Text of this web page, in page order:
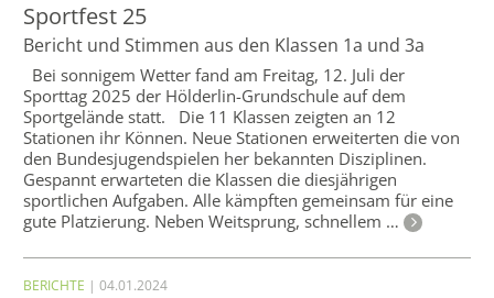
Sportfest 25
Bericht und Stimmen aus den Klassen 1a und 3a
Bei sonnigem Wetter fand am Freitag, 12. Juli der
Sporttag 2025 der Hölderlin-Grundschule auf dem
Sportgelände statt. Die 11 Klassen zeigten an 12
Stationen ihr Können. Neue Stationen erweiterten die von
den Bundesjugendspielen her bekannten Disziplinen.
Gespannt erwarteten die Klassen die diesjährigen
sportlichen Aufgaben. Alle kämpften gemeinsam für eine
gute Platzierung. Neben Weitsprung, schnellem …
BERICHTE | 04.01.2024